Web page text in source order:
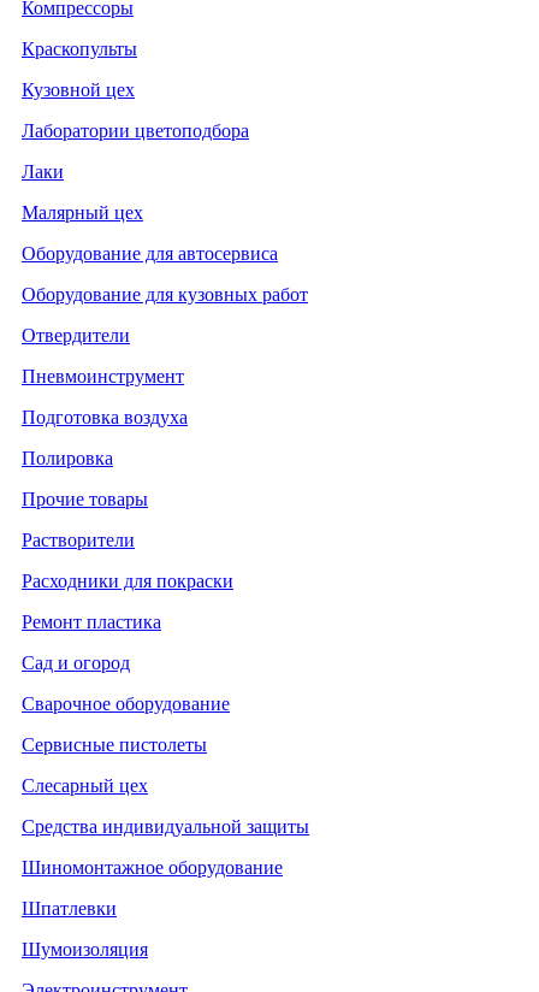
Компрессоры
Краскопульты
Кузовной цех
Лаборатории цветоподбора
Лаки
Малярный цех
Оборудование для автосервиса
Оборудование для кузовных работ
Отвердители
Пневмоинструмент
Подготовка воздуха
Полировка
Прочие товары
Растворители
Расходники для покраски
Ремонт пластика
Сад и огород
Сварочное оборудование
Сервисные пистолеты
Слесарный цех
Средства индивидуальной защиты
Шиномонтажное оборудование
Шпатлевки
Шумоизоляция